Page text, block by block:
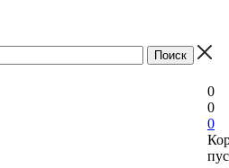
0
0
0